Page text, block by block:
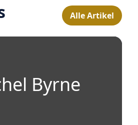
Alle Artikel
Byrne